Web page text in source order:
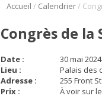
Accueil / Calendrier/
Congrès de la
Date :
30 mai 2024
Lieu :
Palais des
Adresse :
255 Front
Prix :
À voir sur